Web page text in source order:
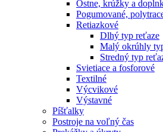
Ostne, krúžky a
Pogumované,
Retiazkové
Dlhý typ reťaze
Malý okrúhly
Stredný typ
Svietiace a fosforové
Textilné
Výcvikové
Výstavné
Píšťalky
Postroje na voľný čas